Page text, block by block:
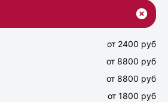
от 2400 руб
от 8800 руб
от 8800 руб
от 1800 руб